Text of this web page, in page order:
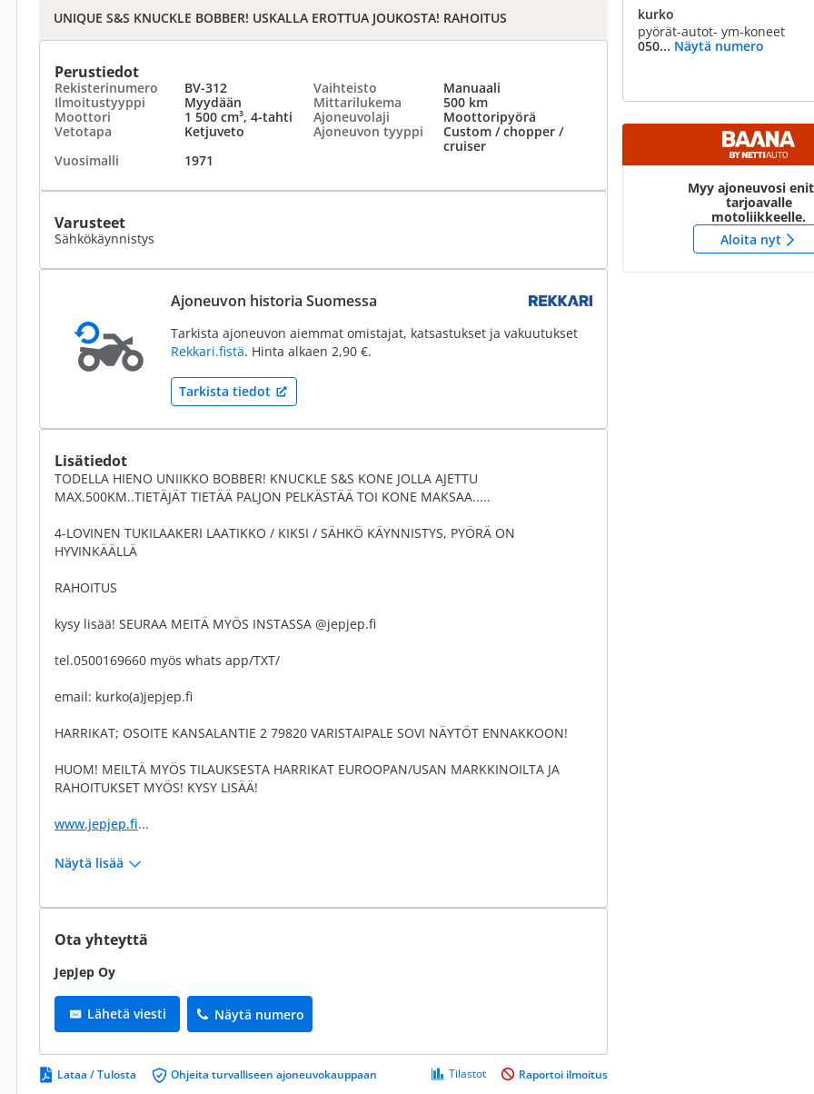
UNIQUE S&S KNUCKLE BOBBER! USKALLA EROTTUA JOUKOSTA! RAHOITUS
Perustiedot
Rekisterinumero BV-312 Vaihteisto
Manuaali
Ilmoitustyyppi
Myydään Mittarilukema
500 km
Moottori
1 500 cm³, 4-tahti Ajoneuvolaji
Moottoripyörä
Vetotapa
Ketjuveto Ajoneuvon tyyppi
Custom / chopper /
cruiser
Vuosimalli
1971
Varusteet
Sähkökäynnistys
Ajoneuvon historia Suomessa
Tarkista ajoneuvon aiemmat omistajat, katsastukset ja vakuutukset
Rekkari.fistä. Hinta alkaen 2,90 €.
Tarkista tiedot
Lisätiedot
TODELLA HIENO UNIIKKO BOBBER! KNUCKLE S&S KONE JOLLA AJETTU
MAX.500KM..TIETÄJÄT TIETÄÄ PALJON PELKÄSTÄÄ TOI KONE MAKSAA.....
4-LOVINEN TUKILAAKERI LAATIKKO / KIKSI / SÄHKÖ KÄYNNISTYS, PYÖRÄ ON
HYVINKÄÄLLÄ
RAHOITUS
kysy lisää! SEURAA MEITÄ MYÖS INSTASSA @jepjep.fi
tel.0500169660 myös whats app/TXT/
email: kurko(a)jepjep.fi
HARRIKAT; OSOITE KANSALANTIE 2 79820 VARISTAIPALE SOVI NÄYTÖT ENNAKKOON!
HUOM! MEILTÄ MYÖS TILAUKSESTA HARRIKAT EUROOPAN/USAN MARKKINOILTA JA
RAHOITUKSET MYÖS! KYSY LISÄÄ!
www.jepjep.fi...
Näytä lisää
Ota yhteyttä
JepJep Oy
Lähetä viesti Näytä numero
Lataa / Tulosta Ohjeita turvalliseen ajoneuvokauppaan Tilastot Raportoi ilmoitus
kurko
pyörät-autot- ym-koneet
050... Näytä numero
Myy ajoneuvosi
tarjoavalle
motoliikkeelle.
Aloita nyt